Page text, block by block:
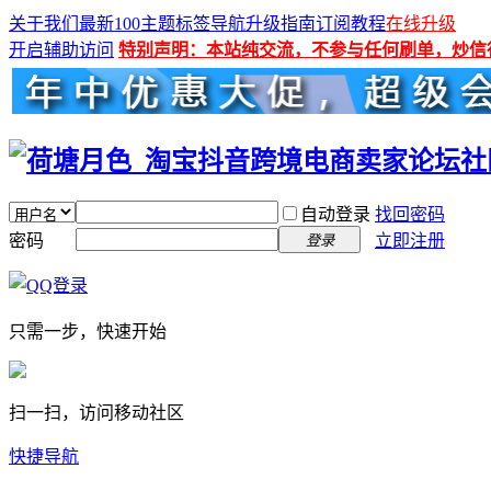
关于我们 最新100主题标签导航升级指南订阅教程在线升级
开启辅助访问 特别声明：本站纯交流，不参与任何刷单，炒信
自动登录 找回密码
密码
登录 立即注册
只需一步，快速开始
扫一扫，访问移动社区
快捷导航